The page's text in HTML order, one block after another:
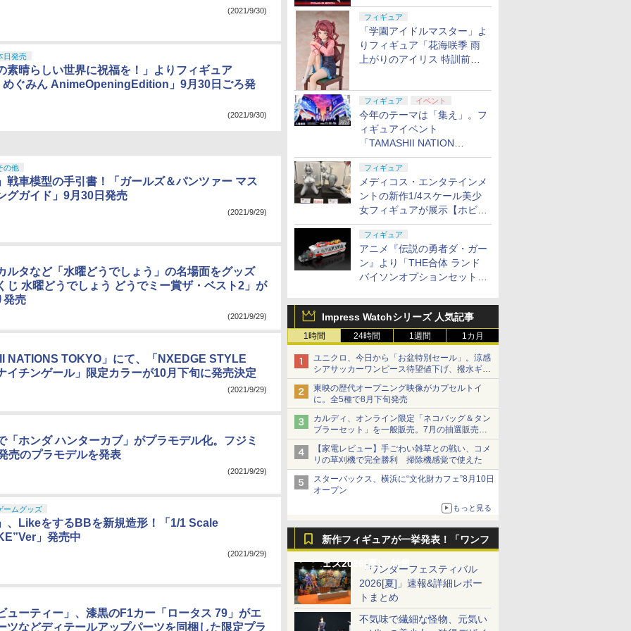
定
フィギュア
「学園アイドルマスター」よ
りフィギュア「花海咲季 雨
上がりのアイリス 特訓前
フィギュア イベント
今年のテーマは「集え」。フ
ィギュアイベント
「TAMASHII NATION
2026」が11月13日より開催
決定
フィギュア
メディコス・エンタテインメ
ントの新作1/4スケール美少
女フィギュアが展示【ホビー
メーカー合同展示会】
フィギュア
アニメ『伝説の勇者ダ・ガー
ン』より「THE合体 ランド
バイソンオプションセット」
Impress Watchシリーズ 人気記事
1時間 24時間 1週間 1カ月
ユニクロ、今日から「お盆特別セール」。涼感
シアサッカーワンピース待望値下げ、撥水ギア
ショーツは1990円に
東映の歴代オープニング映像がカプセルトイ
に。全5種で8月下旬発売
カルディ、オンライン限定「ネコバッグ＆タン
ブラーセット」を一般販売。7月の抽選販売の
当選無効分
【家電レビュー】手ごわい雑草との戦い、コメ
リの草刈機で完全勝利 掃除機感覚で使えた
スターバックス、横浜に“文化財カフェ”8月10日
オープン
もっと見る
新作フィギュアが一挙発表！「ワンフ
ェス2026[夏]」特集「ワンダーフェスティバル
2026[夏]」速報&詳細レポー
トまとめ
不気味で繊細な怪物、元気い
(2021/9/30)
日発売
素晴らしい世界に祝福を！」よりフィギュア
ぐみん AnimeOpeningEdition」9月30日ごろ発
(2021/9/30)
の他
戦車模型の手引書！「ガールズ＆パンツァー マス
グガイド」9月30日発売
(2021/9/29)
ルタなど「水曜どうでしょう」の名場面をグッズ
じ 水曜どうでしょう どうでミー賞ザ・ベスト2」が
発売
(2021/9/29)
NATIONS TOKYO」にて、「NXEDGE STYLE
イチンゲール」限定カラーが10月下旬に発売決定
(2021/9/29)
「ホンダ ハンターカブ」がプラモデル化。フジミ
売のプラモデルを発表
(2021/9/29)
ームグッズ
、LikeをするBBを新規造形！「1/1 Scale
」発売中
(2021/9/29)
ューティー」、漆黒のF1カー「ロータス 79」がエ
ツなどディテールアップパーツを同梱した限定プラ